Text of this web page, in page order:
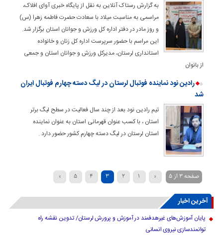
به گزارش رستاک آنلاین به نقل از پایگاه خبری آوای افلاک،
مراسمی به مناسبت میلاد با سعادت حضرت فاطمه زهرا (س)
و روز مادر در دفتر اداره کل ورزش و جوانان استان برگزار شد.
این مراسم با حضور سرپرست اداره کل زنان و خانواده
استانداری لرستان، مدیرکل ورزش و جوانان استان و جمعی
از بانوان
رادین نود نماینده فوتبال لرستان در لیگ دسته چهارم فوتبال ایران
شد
تیم رادین نود بعد از چند سال فعالیت در سطح لیگ برتر
استان ، با کسب عنوان قهرمانی استان به عنوان نماینده
استان لرستان در لیگ دسته چهارم کشور حضور دارد .
صفحه ۳ از ۵ ‹ ۱ ۲ ۳ ۴ ۵ ›
آخرین اخبار
پایان آموزش‌های غیرهدفمند در آموزش و پرورش لرستان/ تدوین نقشه راه
توانمندسازی نیروی انسانی